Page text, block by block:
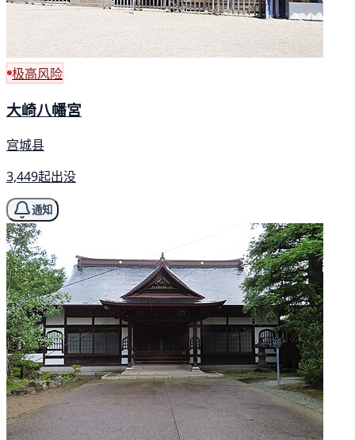
极高风险
大崎八幡宮
宫城县
3,449起出没
通知